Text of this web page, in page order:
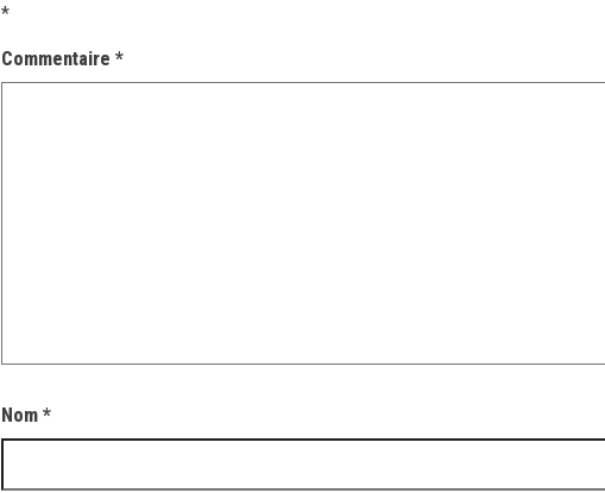
*
Commentaire*
Nom*